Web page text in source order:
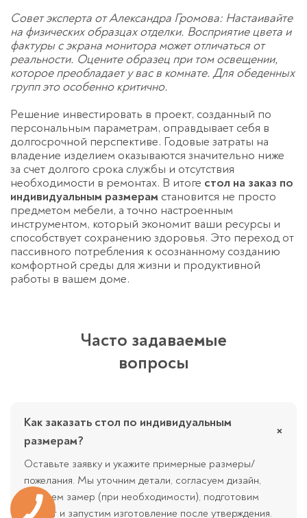
Совет эксперта от Александра Громова: Настаивайте
на физических образцах отделки. Восприятие цвета и
фактуры с экрана монитора может отличаться от
реальности. Оцените образец при том освещении,
которое преобладает у вас в комнате. Для обеденных
групп это особенно критично.
Решение инвестировать в проект, созданный по
персональным параметрам, оправдывает себя в
долгосрочной перспективе. Годовые затраты на
владение изделием оказываются значительно ниже
за счет долгого срока службы и отсутствия
необходимости в ремонтах. В итоге стол на заказ по
индивидуальным размерам становится не просто
предметом мебели, а точно настроенным
инструментом, который экономит ваши ресурсы и
способствует сохранению здоровья. Это переход от
пассивного потребления к осознанному созданию
комфортной среды для жизни и продуктивной
работы в вашем доме.
Часто задаваемые
вопросы
Как заказать стол по индивидуальным
размерам?
×
Оставьте заявку и укажите примерные размеры/
пожелания. Мы уточним детали, согласуем дизайн,
сделаем замер (при необходимости), подготовим
расчёт и запустим изготовление после утверждения.